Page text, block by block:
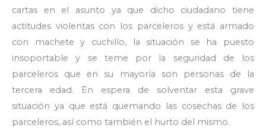
cartas en el asunto ya que dicho ciudadano tiene
actitudes violentas con los parceleros y está armado
con machete y cuchillo, la situación se ha puesto
insoportable y se teme por la seguridad de los
parceleros que en su mayoría son personas de la
tercera edad. En espera de solventar esta grave
situación ya que está quemando las cosechas de los
parceleros, así como también el hurto del mismo.